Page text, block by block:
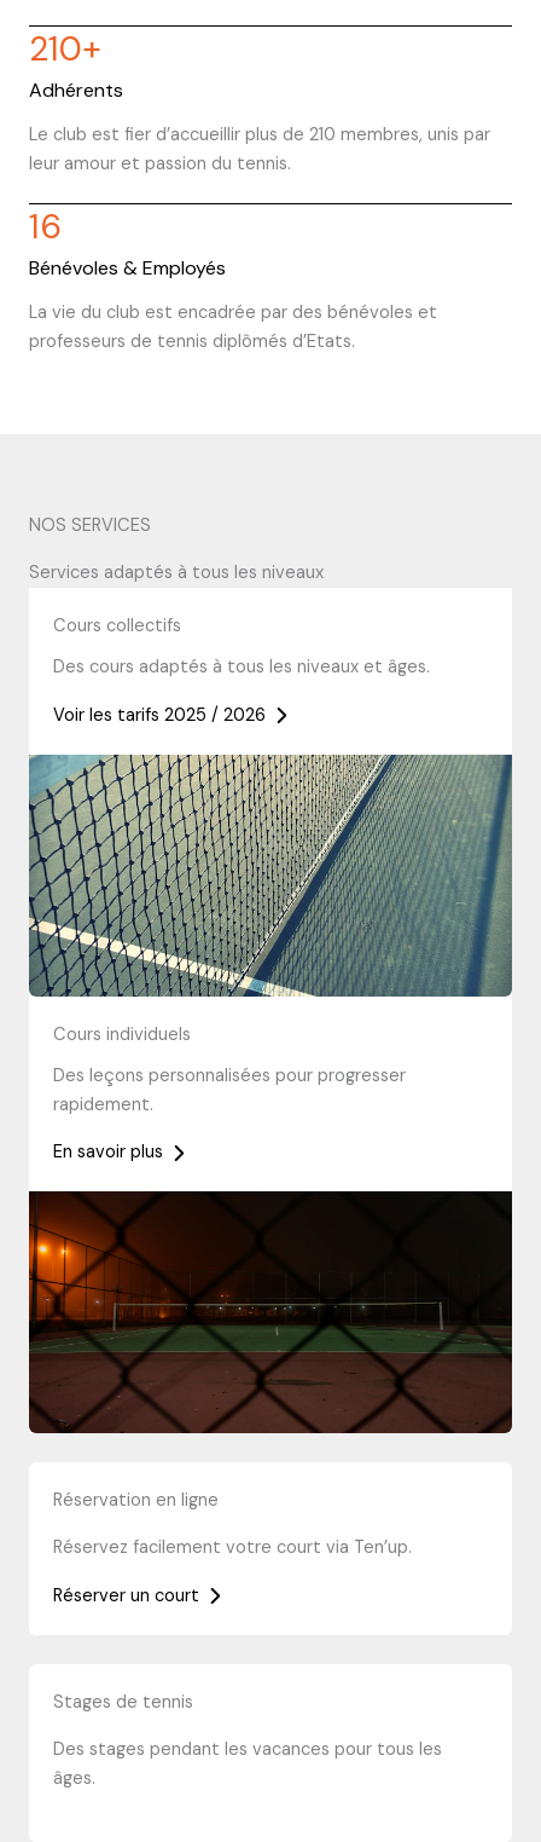
210+
Adhérents
Le club est fier d’accueillir plus de 210 membres, unis par
leur amour et passion du tennis.
16
Bénévoles & Employés
La vie du club est encadrée par des bénévoles et
professeurs de tennis diplômés d’Etats.
NOS SERVICES
Services adaptés à tous les niveaux
Cours collectifs
Des cours adaptés à tous les niveaux et âges.
Voir les tarifs 2025 / 2026
Cours individuels
Des leçons personnalisées pour progresser
rapidement.
En savoir plus
Réservation en ligne
Réservez facilement votre court via Ten’up.
Réserver un court
Stages de tennis
Des stages pendant les vacances pour tous les
âges.